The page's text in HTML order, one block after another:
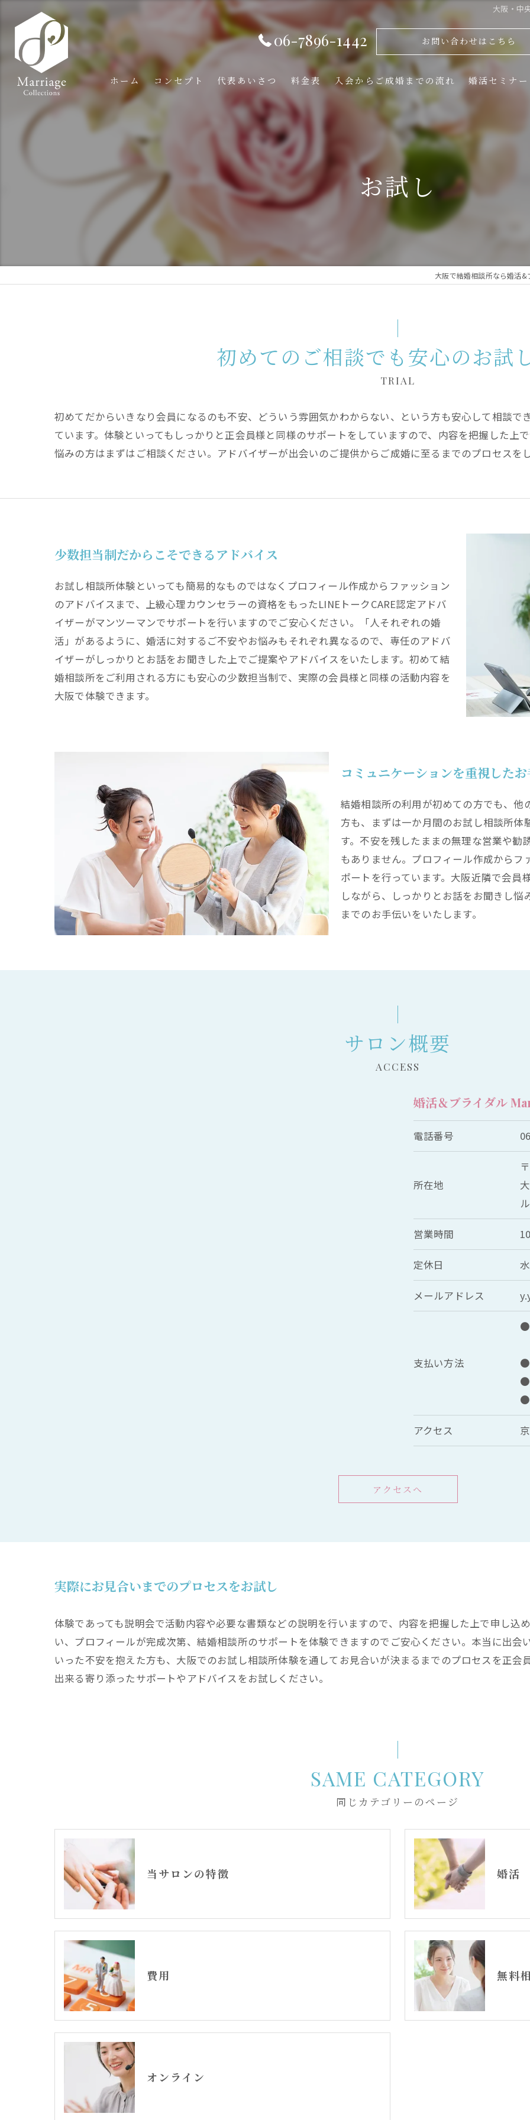
大阪・中
06-7896-1442 お問い合わせはこちら
ホーム コンセプト 代表あいさつ 料金表 入会からご成婚までの流れ 婚活セミナー
お試し
大阪で結婚相談所なら婚活
初めてのご相談でも安心のお試
TRIAL
初めてだからいきなり会員になるのも不安、どういう雰囲気かわからない、という方も安心して相談
ています。体験といってもしっかりと正会員様と同様のサポートをしていますので、内容を把握した上
悩みの方はまずはご相談ください。アドバイザーが出会いのご提供からご成婚に至るまでのプロセスを
少数担当制だからこそできるアドバイス
お試し相談所体験といっても簡易的なものではなくプロフィール作成からファッション
のアドバイスまで、上級心理カウンセラーの資格をもったLINEトークCARE認定アドバ
イザーがマンツーマンでサポートを行いますのでご安心ください。「人それぞれの婚
活」があるように、婚活に対するご不安やお悩みもそれぞれ異なるので、専任のアドバ
イザーがしっかりとお話をお聞きした上でご提案やアドバイスをいたします。初めて結
婚相談所をご利用される方にも安心の少数担当制で、実際の会員様と同様の活動内容を
大阪で体験できます。
コミュニケーションを重視した
結婚相談所の利用が初めての方でも、
方も、まずは一か月間のお試し相談所
す。不安を残したままの無理な営業や
もありません。プロフィール作成から
ポートを行っています。大阪近隣で会
しながら、しっかりとお話をお聞きし
までのお手伝いをいたします。
サロン概要
ACCESS
婚活＆ブライダル
電話番号
所在地
営業時間
定休日
メールアドレス
支払い方法
●
●
●
●
アクセス
アクセスへ
実際にお見合いまでのプロセスをお試し
体験であっても説明会で活動内容や必要な書類などの説明を行いますので、内容を把握した上で申し込
い、プロフィールが完成次第、結婚相談所のサポートを体験できますのでご安心ください。本当に出
いった不安を抱えた方も、大阪でのお試し相談所体験を通してお見合いが決まるまでのプロセスを正会
出来る寄り添ったサポートやアドバイスをお試しください。
同じカテゴリーのページ
SAME CATEGORY
当サロンの特徴 婚活
費用 無料
オンライン